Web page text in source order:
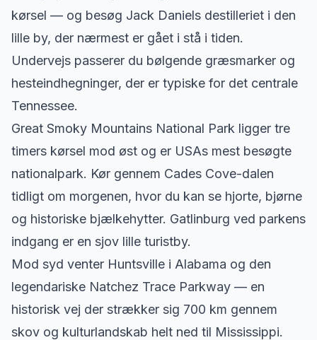
kørsel — og besøg Jack Daniels destilleriet i den
lille by, der nærmest er gået i stå i tiden.
Undervejs passerer du bølgende græsmarker og
hesteindhegninger, der er typiske for det centrale
Tennessee.
Great Smoky Mountains National Park ligger tre
timers kørsel mod øst og er USAs mest besøgte
nationalpark. Kør gennem Cades Cove-dalen
tidligt om morgenen, hvor du kan se hjorte, bjørne
og historiske bjælkehytter. Gatlinburg ved parkens
indgang er en sjov lille turistby.
Mod syd venter Huntsville i Alabama og den
legendariske Natchez Trace Parkway — en
historisk vej der strækker sig 700 km gennem
skov og kulturlandskab helt ned til Mississippi.